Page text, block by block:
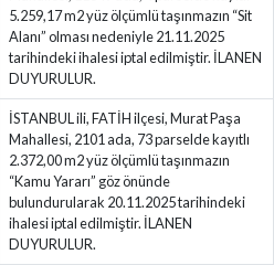
5.259,17 m2 yüz ölçümlü taşınmazın “Sit
Alanı” olması nedeniyle 21.11.2025
tarihindeki ihalesi iptal edilmiştir. İLANEN
DUYURULUR.
İSTANBUL ili, FATİH ilçesi, Murat Paşa
Mahallesi, 2101 ada, 73 parselde kayıtlı
2.372,00 m2 yüz ölçümlü taşınmazın
“Kamu Yararı” göz önünde
bulundurularak 20.11.2025 tarihindeki
ihalesi iptal edilmiştir. İLANEN
DUYURULUR.